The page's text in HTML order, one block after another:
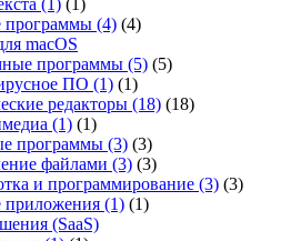
(1) (1)
программы (4) (4)
macOS
программы (5) (5)
ПО (1) (1)
редакторы (18) (18)
(1) (1)
программы (3) (3)
файлами (3) (3)
и программирование (3) (3)
приложения (1) (1)
(SaaS)